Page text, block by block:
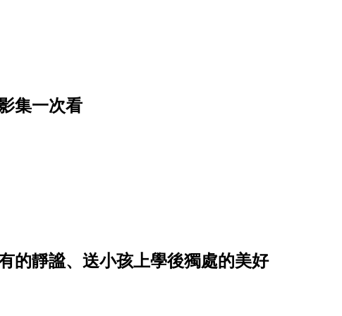
集一次看
的靜謐、送小孩上學後獨處的美好